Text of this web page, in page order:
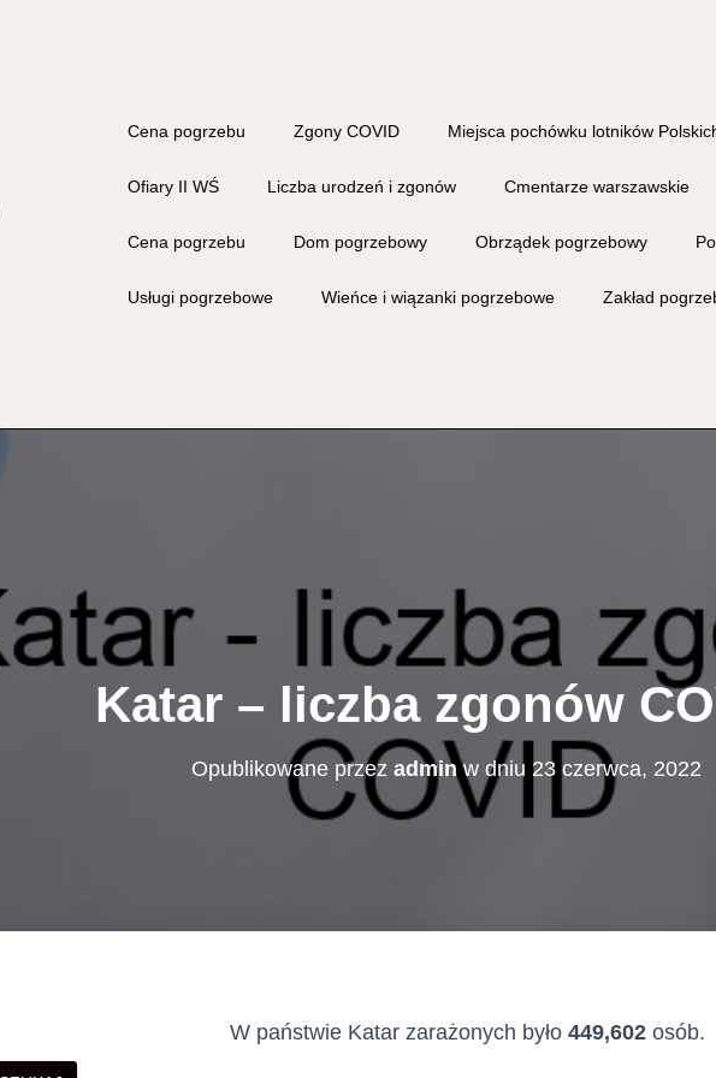
Cena pogrzebu Zgony COVID Miejsca pochówku lotników
Ofiary II WŚ Liczba urodzeń i zgonów Cmentarze warszawskie
Cena pogrzebu Dom pogrzebowy Obrządek pogrzebowy
Usługi pogrzebowe Wieńce i wiązanki pogrzebowe Zakład
Katar – liczba zgonów
Opublikowane przez adminw dniu 23 czerwca, 2022
W państwie Katar zarażonych było 449,602 osób.